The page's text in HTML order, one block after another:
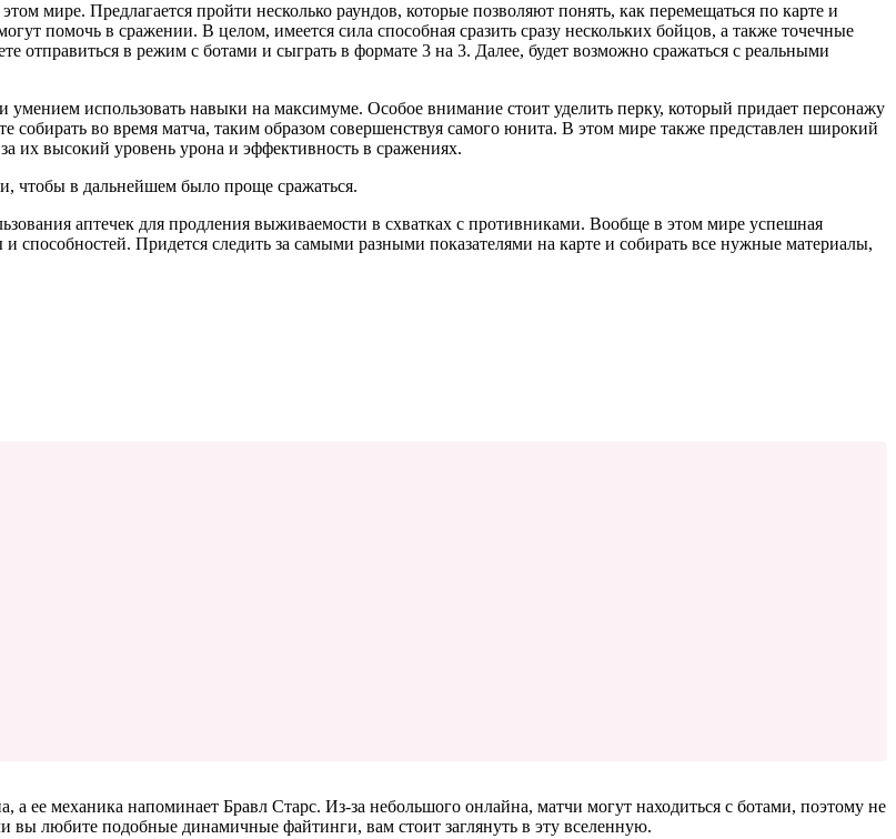
мире. Предлагается пройти несколько раундов, которые позволяют понять, как перемещаться по карте и
помочь в сражении. В целом, имеется сила способная сразить сразу нескольких бойцов, а также точечные
отправиться в режим с ботами и сыграть в формате 3 на 3. Далее, будет возможно сражаться с реальными
умением использовать навыки на максимуме. Особое внимание стоит уделить перку, который придает персонажу
во время матча, таким образом совершенствуя самого юнита. В этом мире также представлен широкий
их высокий уровень урона и эффективность в сражениях.
чтобы в дальнейшем было проще сражаться.
аптечек для продления выживаемости в схватках с противниками. Вообще в этом мире успешная
способностей. Придется следить за самыми разными показателями на карте и собирать все нужные материалы,
ее механика напоминает Бравл Старс. Из-за небольшого онлайна, матчи могут находиться с ботами, поэтому не
вы любите подобные динамичные файтинги, вам стоит заглянуть в эту вселенную.